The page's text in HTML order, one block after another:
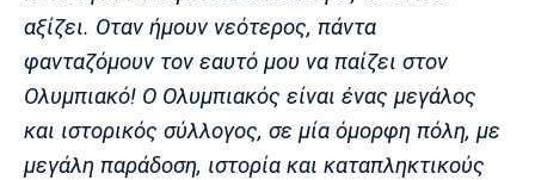
αξίζει. Οταν ήμουν νεότερος, πάντα
φανταζόμουν τον εαυτό μου να παίζει στον
Ολυμπιακό! Ο Ολυμπιακός είναι ένας μεγάλος
και ιστορικός σύλλογος, σε μία όμορφη πόλη, με
μεγάλη παράδοση, ιστορία και καταπληκτικούς